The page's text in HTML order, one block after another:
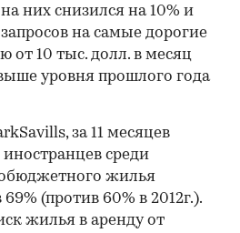
них снизился на 10% и
на самые дорогие
от 10 тыс. долл. в месяц
уровня прошлого года
за 11 месяцев
среди
жилья
(против 60% в 2012г.).
жилья в аренду от